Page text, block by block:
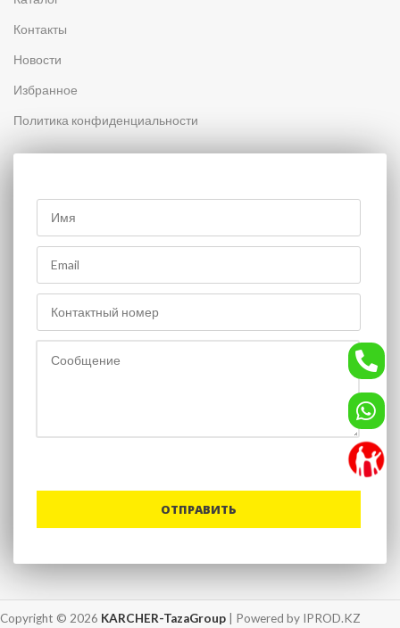
Контакты
Новости
Избранное
Политика конфиденциальности
Copyright © 2026 KARCHER-TazaGroup | Powered by IPROD.KZ